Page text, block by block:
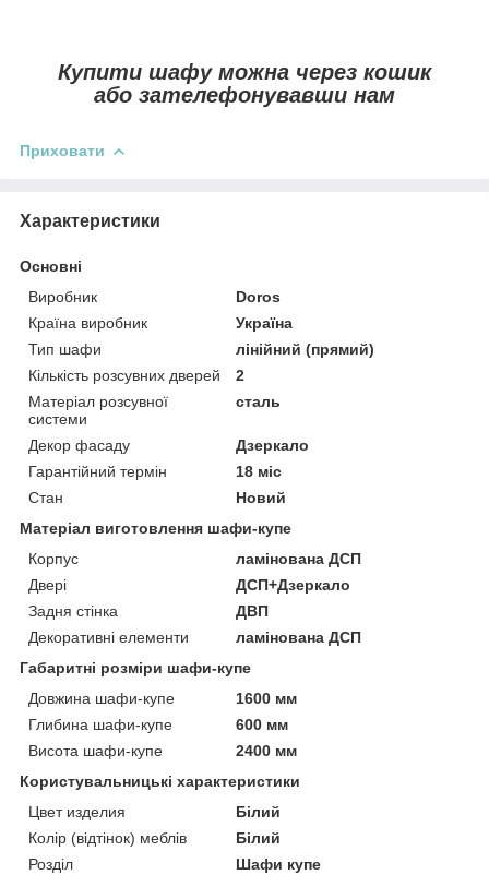
Купити шафу можна через кошик
або зателефонувавши нам
Приховати
Характеристики
Основні
Виробник
Doros
Країна виробник
Україна
Тип шафи
лінійний (прямий)
Кількість розсувних дверей
2
Матеріал розсувної
системи
сталь
Декор фасаду
Дзеркало
Гарантійний термін
18 міс
Стан
Новий
Матеріал виготовлення шафи-купе
Корпус
ламінована ДСП
Двері
ДСП+Дзеркало
Задня стінка
ДВП
Декоративні елементи
ламінована ДСП
Габаритні розміри шафи-купе
Довжина шафи-купе
1600 мм
Глибина шафи-купе
600 мм
Висота шафи-купе
2400 мм
Користувальницькі характеристики
Цвет изделия
Білий
Колір (відтінок) меблів
Білий
Розділ
Шафи купе